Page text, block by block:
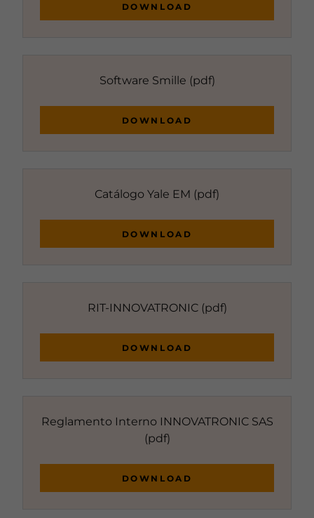
DOWNLOAD
Software Smille (pdf)
DOWNLOAD
Catálogo Yale EM (pdf)
DOWNLOAD
RIT-INNOVATRONIC(pdf)
DOWNLOAD
Reglamento Interno INNOVATRONIC SAS
(pdf)
DOWNLOAD